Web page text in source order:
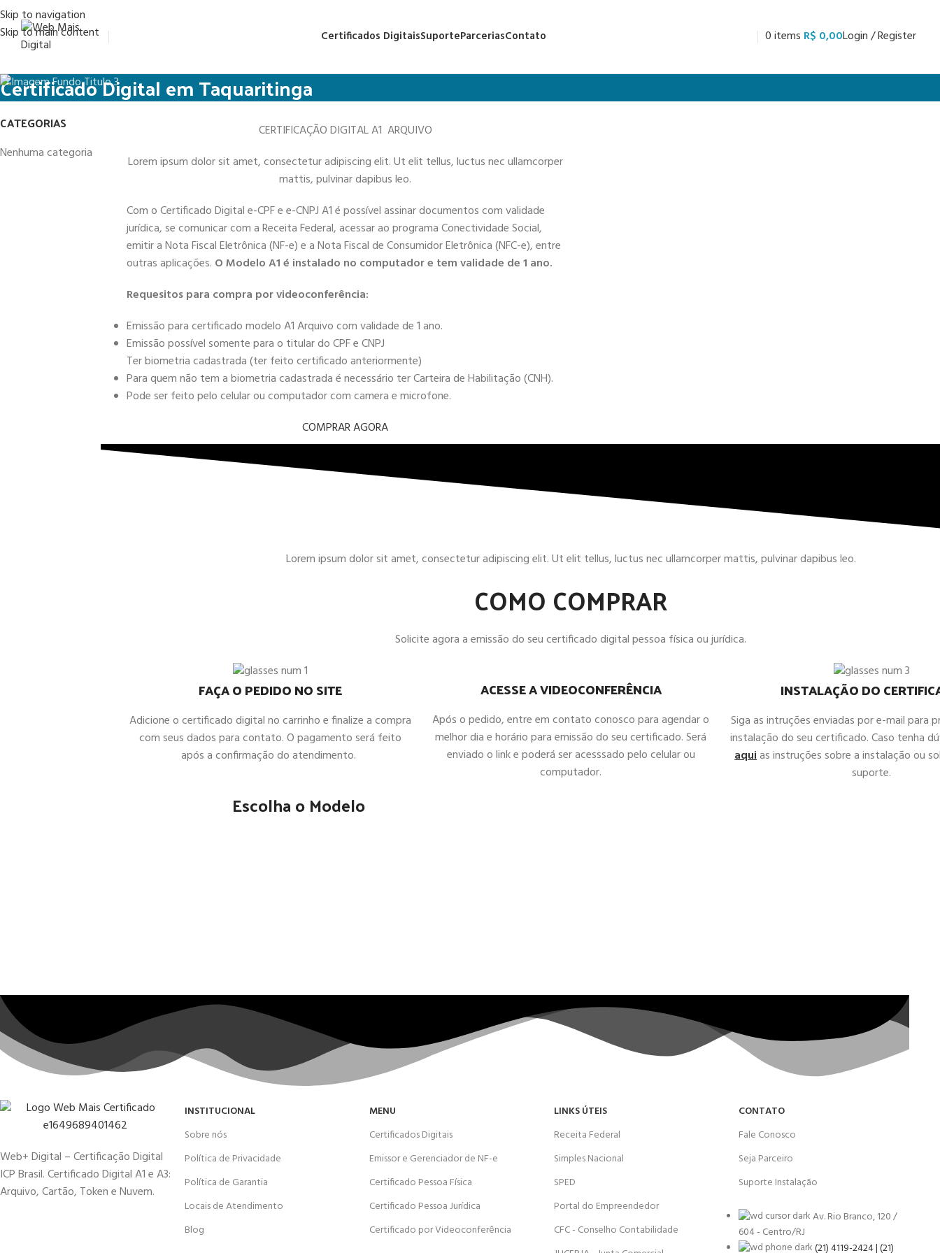
Skip to navigation
Skip to main content
Certificados DigitaisSuporteParceriasContato 0items R$ 0,00Login / Register
Certificado Digital em Taquaritinga
CATEGORIAS
Nenhuma categoria
CERTIFICAÇÃO DIGITAL A1 ARQUIVO
Lorem ipsum dolor sit amet, consectetur adipiscing elit. Ut elit tellus, luctus nec ullamcorper
mattis, pulvinar dapibus leo.
Com o Certificado Digital e-CPF e e-CNPJ A1 é possível assinar documentos com validade
jurídica, se comunicar com a Receita Federal, acessar ao programa Conectividade Social,
emitir a Nota Fiscal Eletrônica (NF-e) e a Nota Fiscal de Consumidor Eletrônica (NFC-e), entre
outras aplicações. O Modelo A1 é instalado no computador e tem validade de 1 ano.
Requesitos para compra por videoconferência:
Emissão para certificado modelo A1 Arquivo com validade de 1 ano.
Emissão possível somente para o titular do CPF e CNPJ
Ter biometria cadastrada (ter feito certificado anteriormente)
Para quem não tem a biometria cadastrada é necessário ter Carteira de Habilitação (CNH).
Pode ser feito pelo celular ou computador com camera e microfone.
COMPRAR AGORA
Lorem ipsum dolor sit amet, consectetur adipiscing elit. Ut elit tellus, luctus nec ullamcorper mattis, pulvinar dapibus leo.
COMO COMPRAR
Solicite agora a emissão do seu certificado digital pessoa física ou jurídica.
FAÇA O PEDIDO NO SITE
Adicione o certificado digital no carrinho e finalize a compra
com seus dados para contato. O pagamento será feito
após a confirmação do atendimento.
ACESSE A VIDEOCONFERÊNCIA
Após o pedido, entre em contato conosco para agendar o
melhor dia e horário para emissão do seu certificado. Será
enviado o link e poderá ser acesssado pelo celular ou
computador.
INSTALAÇÃO DO
Siga as intruções enviadas por e-mail para
instalação do seu certificado. Caso tenha
aquias instruções sobre a instalação ou
suporte.
Escolha o Modelo
Web+ Digital – Certificação Digital
ICP Brasil. Certificado Digital A1 e A3:
Arquivo, Cartão, Token e Nuvem.
INSTITUCIONAL
Sobre nós
Política de Privacidade
Política de Garantia
Locais de Atendimento
Blog
MENU
Certificados Digitais
Emissor e Gerenciador de NF-e
Certificado Pessoa Física
Certificado Pessoa Jurídica
Certificado por Videoconferência
LINKS ÚTEIS
Receita Federal
Simples Nacional
SPED
Portal do Empreendedor
CFC - Conselho Contabilidade
CONTATO
Fale Conosco
Seja Parceiro
Suporte Instalação
Av. Rio Branco, 120 /
604 - Centro/RJ
(21) 4119-2424 | (21)